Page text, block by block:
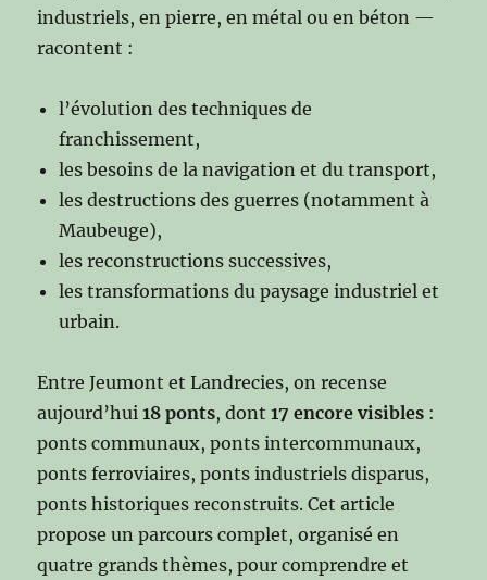
industriels, en pierre, en métal ou en béton —
racontent :
l’évolution des techniques de
franchissement,
les besoins de la navigation et du transport,
les destructions des guerres (notamment à
Maubeuge),
les reconstructions successives,
les transformations du paysage industriel et
urbain.
Entre Jeumont et Landrecies, on recense
aujourd’hui18 ponts, dont17 encore visibles :
ponts communaux, ponts intercommunaux,
ponts ferroviaires, ponts industriels disparus,
ponts historiques reconstruits. Cet article
propose un parcours complet, organisé en
quatre grands thèmes, pour comprendre et